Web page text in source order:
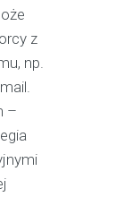
z
np.
–